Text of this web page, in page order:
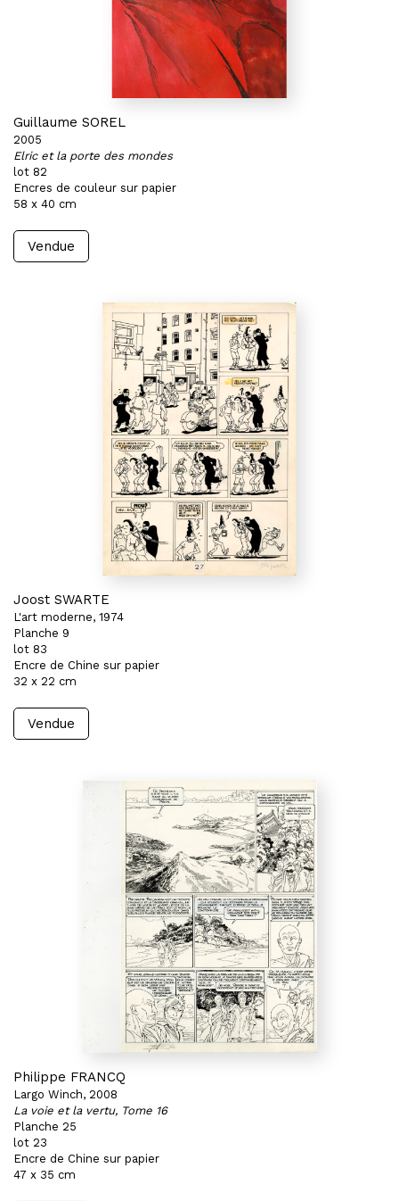
Guillaume SOREL
2005
Elric et la porte des mondes
lot 82
Encres de couleur sur papier
58 x 40 cm
Vendue
Joost SWARTE
L'art moderne, 1974
Planche 9
lot 83
Encre de Chine sur papier
32 x 22 cm
Vendue
Philippe FRANCQ
Largo Winch, 2008
La voie et la vertu, Tome 16
Planche 25
lot 23
Encre de Chine sur papier
47 x 35 cm